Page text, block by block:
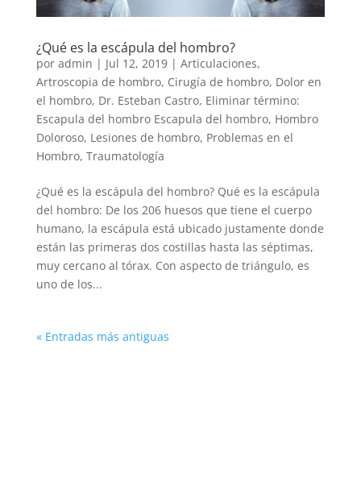
¿Qué es la escápula del hombro?
por admin | Jul 12, 2019| Articulaciones,
Artroscopia de hombro, Cirugía de hombro, Dolor en
el hombro, Dr. Esteban Castro, Eliminar término:
Escapula del hombro Escapula del hombro, Hombro
Doloroso, Lesiones de hombro, Problemas en el
Hombro, Traumatología
¿Qué es la escápula del hombro? Qué es la escápula
del hombro: De los 206 huesos que tiene el cuerpo
humano, la escápula está ubicado justamente donde
están las primeras dos costillas hasta las séptimas,
muy cercano al tórax. Con aspecto de triángulo, es
uno de los...
« Entradas más antiguas